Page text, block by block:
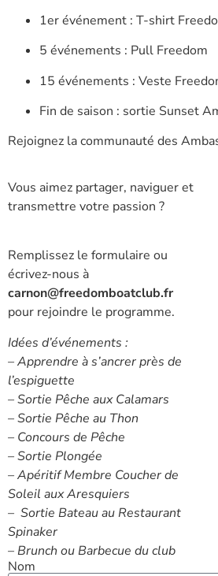
1er événement : T-shirt
5 événements : Pull Freedom
15 événements : Veste
Fin de saison : sortie Sunset
Rejoignez la communauté des
Vous aimez partager, naviguer et
transmettre votre passion ?
Remplissez le formulaire ou
écrivez-nous à
carnon@freedomboatclub.fr
pour rejoindre le programme.
Idées d’événements :
– Apprendre à s’ancrer près de
l’espiguette
– Sortie Pêche aux Calamars
– Sortie Pêche au Thon
– Concours de Pêche
– Sortie Plongée
– Apéritif Membre Coucher de
Soleil aux Aresquiers
– Sortie Bateau au Restaurant
Spinaker
– Brunch ou Barbecue du club
Nom